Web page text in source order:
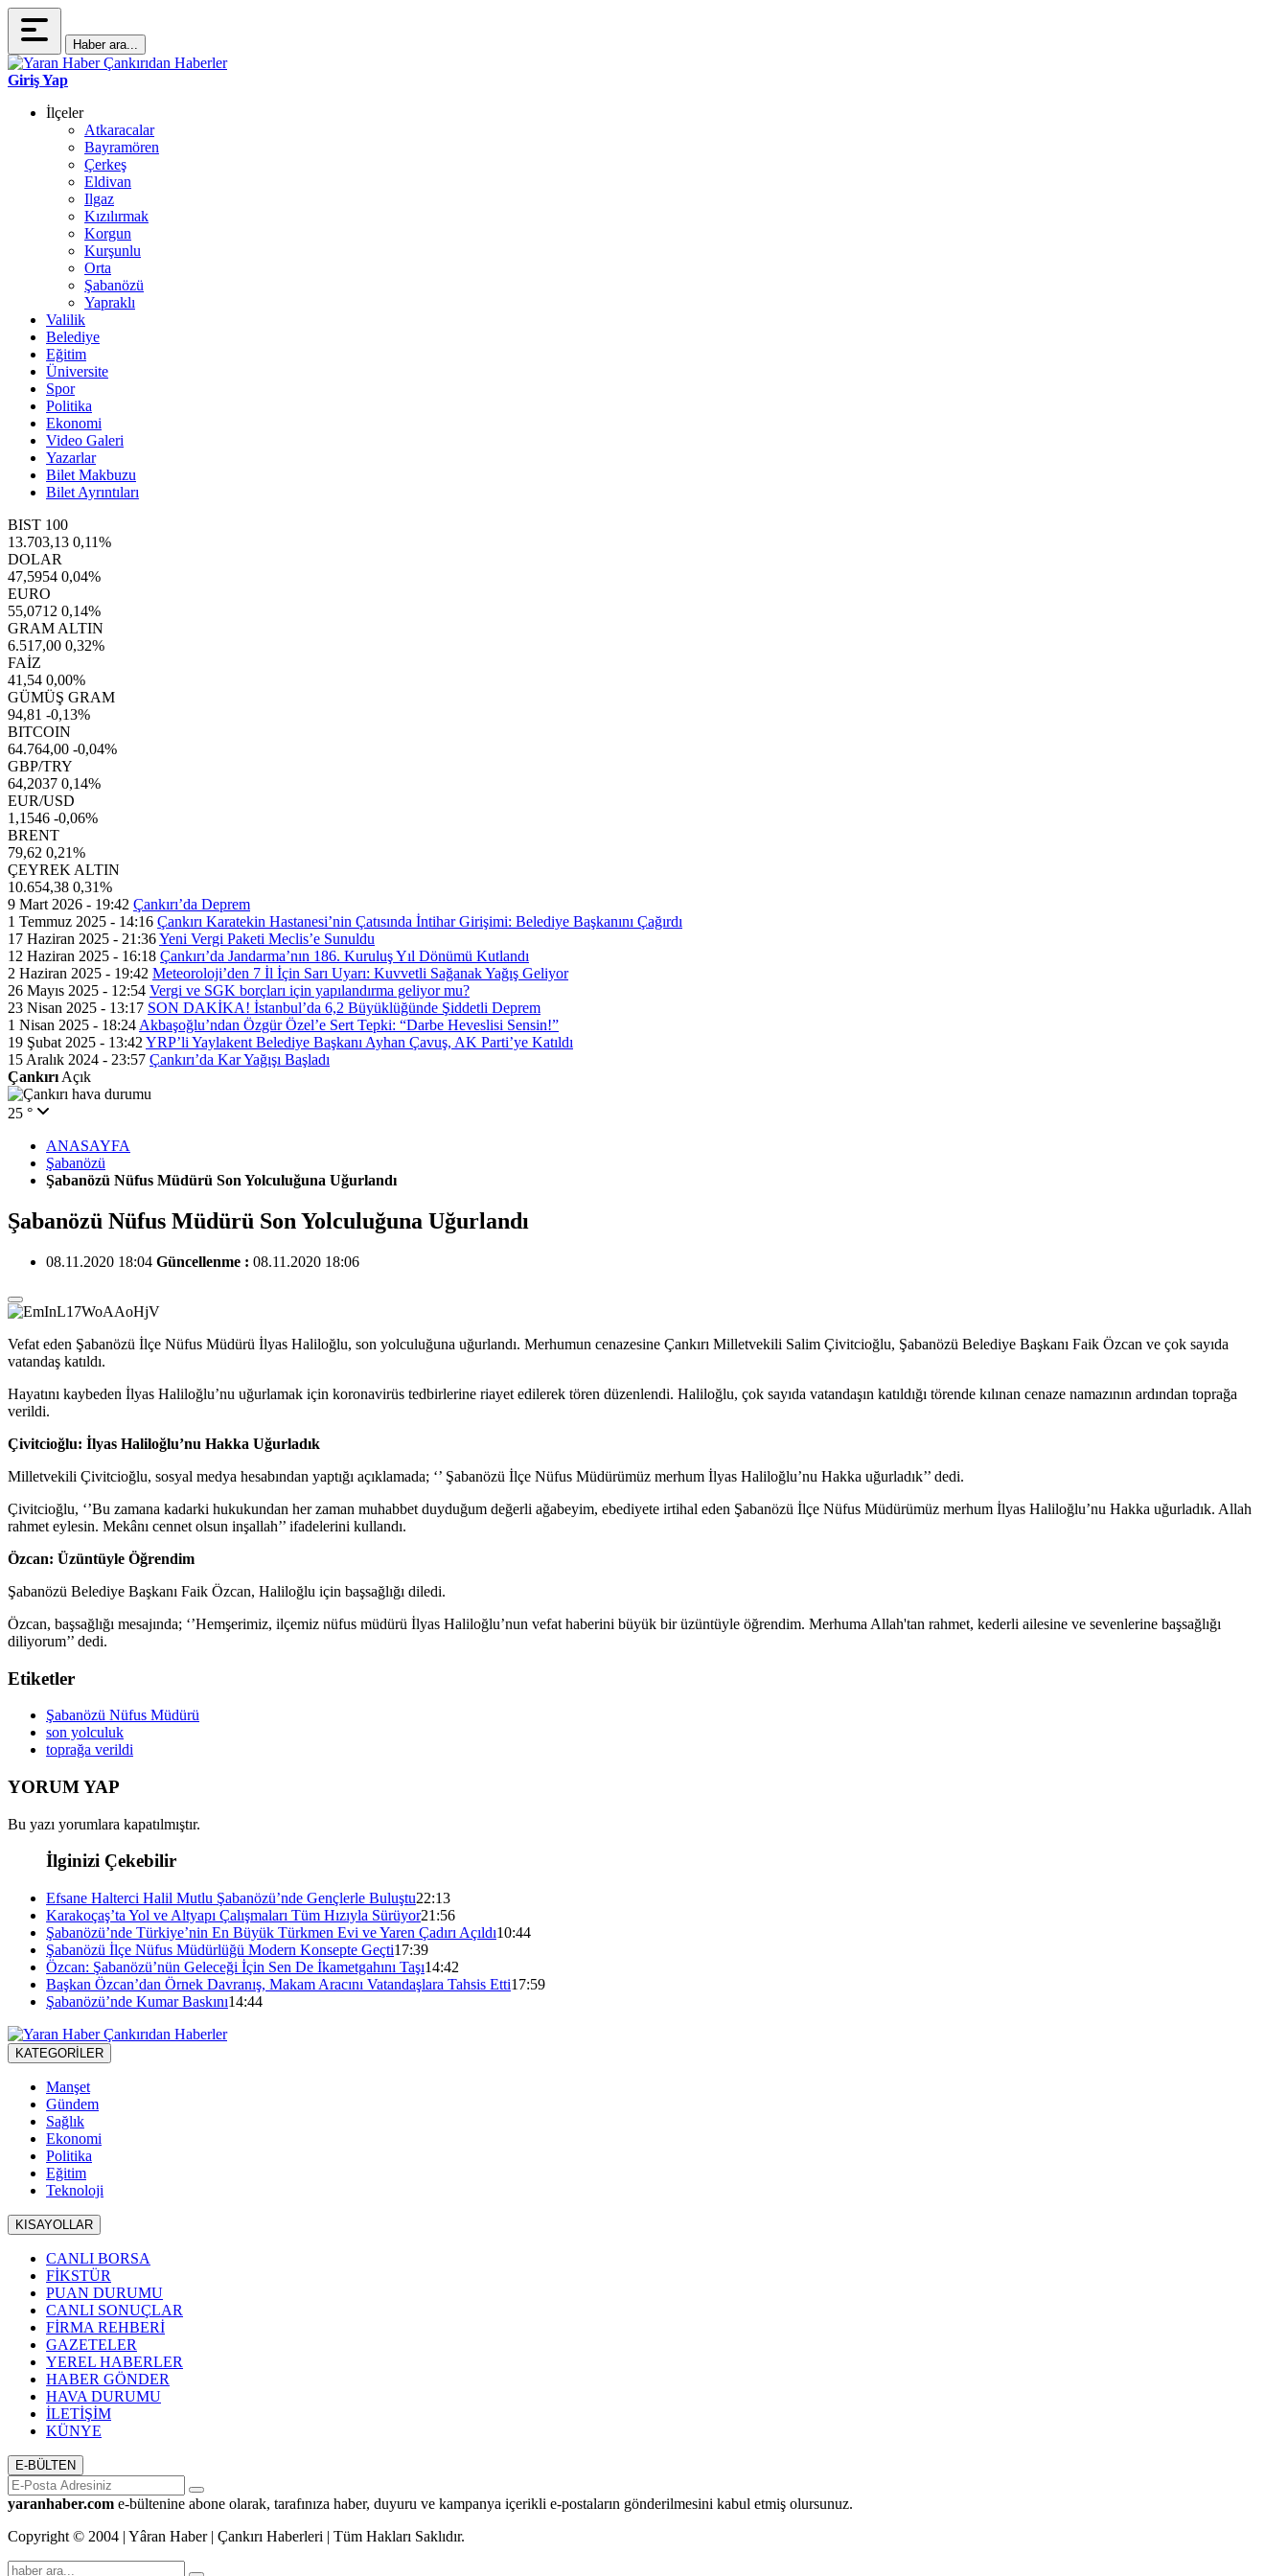
Haber ara...
Giriş Yap
İlçeler
Atkaracalar
Bayramören
Çerkeş
Eldivan
Ilgaz
Kızılırmak
Korgun
Kurşunlu
Orta
Şabanözü
Yapraklı
Valilik
Belediye
Eğitim
Üniversite
Spor
Politika
Ekonomi
Video Galeri
Yazarlar
Bilet Makbuzu
Bilet Ayrıntıları
BIST 100
13.703,13 0,11%
DOLAR
47,5954 0,04%
EURO
55,0712 0,14%
GRAM ALTIN
6.517,00 0,32%
FAİZ
41,54 0,00%
GÜMÜŞ GRAM
94,81 -0,13%
BITCOIN
64.764,00 -0,04%
GBP/TRY
64,2037 0,14%
EUR/USD
1,1546 -0,06%
BRENT
79,62 0,21%
ÇEYREK ALTIN
10.654,38 0,31%
9 Mart 2026 - 19:42 Çankırı’da Deprem
1 Temmuz 2025 - 14:16 Çankırı Karatekin Hastanesi’nin Çatısında İntihar Girişimi: Belediye Başkanını Çağırdı
17 Haziran 2025 - 21:36Yeni Vergi Paketi Meclis’e Sunuldu
12 Haziran 2025 - 16:18 Çankırı’da Jandarma’nın 186. Kuruluş Yıl Dönümü Kutlandı
2 Haziran 2025 - 19:42 Meteoroloji’den 7 İl İçin Sarı Uyarı: Kuvvetli Sağanak Yağış Geliyor
26 Mayıs 2025 - 12:54 Vergi ve SGK borçları için yapılandırma geliyor mu?
23 Nisan 2025 - 13:17 SON DAKİKA! İstanbul’da 6,2 Büyüklüğünde Şiddetli Deprem
1 Nisan 2025 - 18:24 Akbaşoğlu’ndan Özgür Özel’e Sert Tepki: “Darbe Heveslisi Sensin!”
19 Şubat 2025 - 13:42 YRP’li Yaylakent Belediye Başkanı Ayhan Çavuş, AK Parti’ye Katıldı
15 Aralık 2024 - 23:57 Çankırı’da Kar Yağışı Başladı
Çankırı Açık
25 °
ANASAYFA
Şabanözü
Şabanözü Nüfus Müdürü Son Yolculuğuna Uğurlandı
Şabanözü Nüfus Müdürü Son Yolculuğuna Uğurlandı
08.11.2020 18:04 Güncellenme : 08.11.2020 18:06
Vefat eden Şabanözü İlçe Nüfus Müdürü İlyas Haliloğlu, son yolculuğuna uğurlandı. Merhumun cenazesine Çankırı Milletvekili Salim Çivitcioğlu, Şabanözü Belediye Başkanı Faik Özcan ve çok sayıda
vatandaş katıldı.
Hayatını kaybeden İlyas Haliloğlu’nu uğurlamak için koronavirüs tedbirlerine riayet edilerek tören düzenlendi. Haliloğlu, çok sayıda vatandaşın katıldığı törende kılınan cenaze namazının ardından toprağa
verildi.
Çivitcioğlu: İlyas Haliloğlu’nu Hakka Uğurladık
Milletvekili Çivitcioğlu, sosyal medya hesabından yaptığı açıklamada; ‘’ Şabanözü İlçe Nüfus Müdürümüz merhum İlyas Haliloğlu’nu Hakka uğurladık’’ dedi.
Çivitcioğlu, ‘’Bu zamana kadarki hukukundan her zaman muhabbet duyduğum değerli ağabeyim, ebediyete irtihal eden Şabanözü İlçe Nüfus Müdürümüz merhum İlyas Haliloğlu’nu Hakka uğurladık. Allah
rahmet eylesin. Mekânı cennet olsun inşallah’’ ifadelerini kullandı.
Özcan: Üzüntüyle Öğrendim
Şabanözü Belediye Başkanı Faik Özcan, Haliloğlu için başsağlığı diledi.
Özcan, başsağlığı mesajında; ‘’Hemşerimiz, ilçemiz nüfus müdürü İlyas Haliloğlu’nun vefat haberini büyük bir üzüntüyle öğrendim. Merhuma Allah'tan rahmet, kederli ailesine ve sevenlerine başsağlığı
diliyorum’’ dedi.
Etiketler
Şabanözü Nüfus Müdürü
son yolculuk
toprağa verildi
YORUM YAP
Bu yazı yorumlara kapatılmıştır.
İlginizi Çekebilir
Efsane Halterci Halil Mutlu Şabanözü’nde Gençlerle Buluştu22:13
Karakoçaş’ta Yol ve Altyapı Çalışmaları Tüm Hızıyla Sürüyor21:56
Şabanözü’nde Türkiye’nin En Büyük Türkmen Evi ve Yaren Çadırı Açıldı10:44
Şabanözü İlçe Nüfus Müdürlüğü Modern Konsepte Geçti17:39
Özcan: Şabanözü’nün Geleceği İçin Sen De İkametgahını Taşı14:42
Başkan Özcan’dan Örnek Davranış, Makam Aracını Vatandaşlara Tahsis Etti17:59
Şabanözü’nde Kumar Baskını14:44
KATEGORİLER
Manşet
Gündem
Sağlık
Ekonomi
Politika
Eğitim
Teknoloji
KISAYOLLAR
CANLI BORSA
FİKSTÜR
PUAN DURUMU
CANLI SONUÇLAR
FİRMA REHBERİ
GAZETELER
YEREL HABERLER
HABER GÖNDER
HAVA DURUMU
İLETİŞİM
KÜNYE
E-BÜLTEN
yaranhaber.com e-bültenine abone olarak, tarafınıza haber, duyuru ve kampanya içerikli e-postaların gönderilmesini kabul etmiş olursunuz.
Copyright © 2004 | Yâran Haber | Çankırı Haberleri | Tüm Hakları Saklıdır.